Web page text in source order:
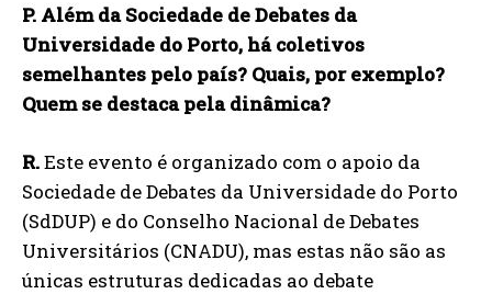
P. Além da Sociedade de Debates da
Universidade do Porto, há coletivos
semelhantes pelo país? Quais, por exemplo?
Quem se destaca pela dinâmica?
R.Este evento é organizado com o apoio da
Sociedade de Debates da Universidade do Porto
(SdDUP) e do Conselho Nacional de Debates
Universitários (CNADU), mas estas não são as
únicas estruturas dedicadas ao debate